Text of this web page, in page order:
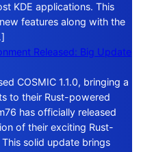
KDE applications. This
features along with the
Released: Big Update
COSMIC 1.1.0, bringing a
to their Rust-powered
has officially released
of their exciting Rust-
solid update brings